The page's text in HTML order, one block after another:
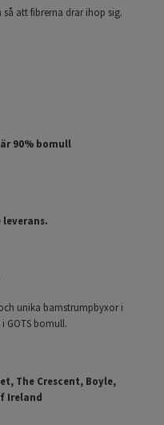
att fibrerna drar ihop sig.
90% bomull
unika barnstrumpbyxor i
GOTS bomull.
The Crescent, Boyle,
Ireland